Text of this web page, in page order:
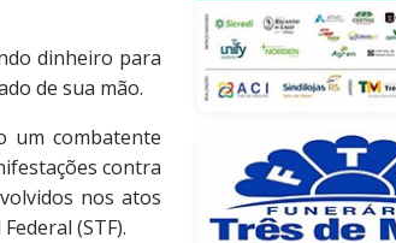
dinheiro para
de sua mão.
um combatente
contra
nos atos
(STF).